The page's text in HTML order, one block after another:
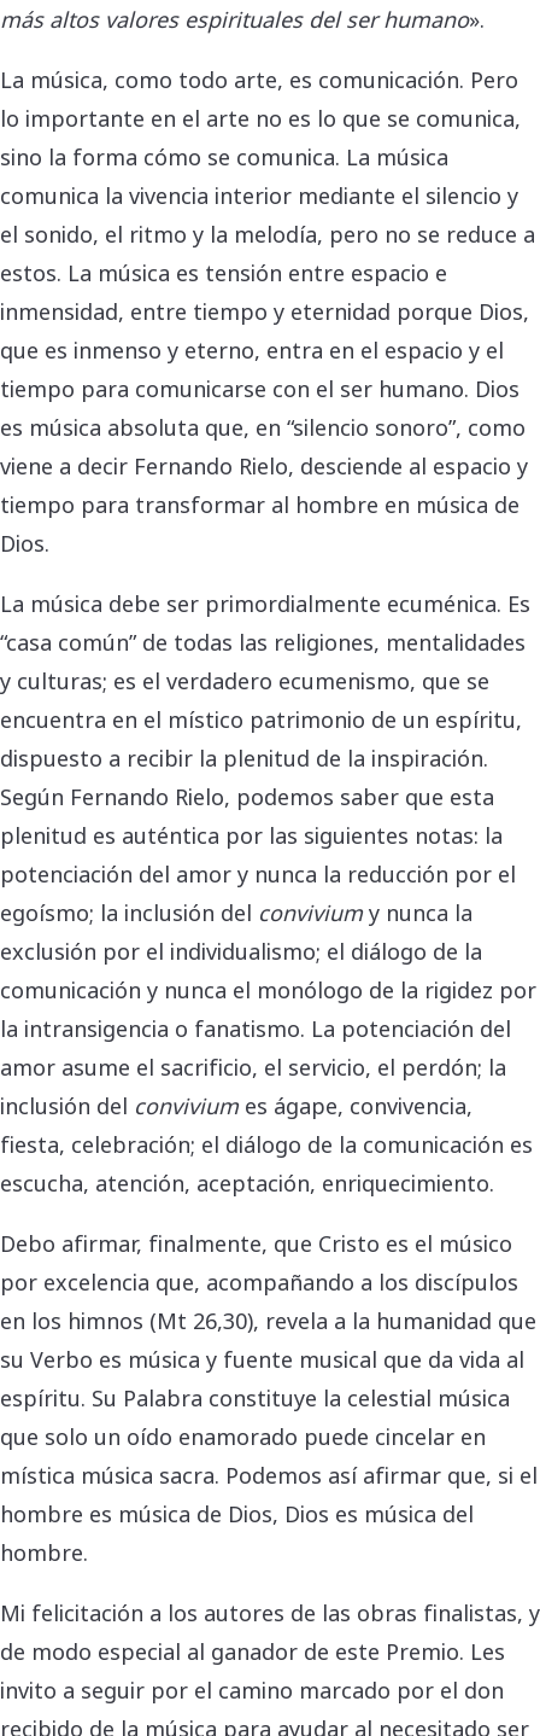
más altos valores espirituales del ser humano».
La música, como todo arte, es comunicación. Pero
lo importante en el arte no es lo que se comunica,
sino la forma cómo se comunica. La música
comunica la vivencia interior mediante el silencio y
el sonido, el ritmo y la melodía, pero no se reduce a
estos. La música es tensión entre espacio e
inmensidad, entre tiempo y eternidad porque Dios,
que es inmenso y eterno, entra en el espacio y el
tiempo para comunicarse con el ser humano. Dios
es música absoluta que, en “silencio sonoro”, como
viene a decir Fernando Rielo, desciende al espacio y
tiempo para transformar al hombre en música de
Dios.
La música debe ser primordialmente ecuménica. Es
“casa común” de todas las religiones, mentalidades
y culturas; es el verdadero ecumenismo, que se
encuentra en el místico patrimonio de un espíritu,
dispuesto a recibir la plenitud de la inspiración.
Según Fernando Rielo, podemos saber que esta
plenitud es auténtica por las siguientes notas: la
potenciación del amor y nunca la reducción por el
egoísmo; la inclusión del conviviumy nunca la
exclusión por el individualismo; el diálogo de la
comunicación y nunca el monólogo de la rigidez por
la intransigencia o fanatismo. La potenciación del
amor asume el sacrificio, el servicio, el perdón; la
inclusión del conviviumes ágape, convivencia,
fiesta, celebración; el diálogo de la comunicación es
escucha, atención, aceptación, enriquecimiento.
Debo afirmar, finalmente, que Cristo es el músico
por excelencia que, acompañando a los discípulos
en los himnos (Mt 26,30), revela a la humanidad que
su Verbo es música y fuente musical que da vida al
espíritu. Su Palabra constituye la celestial música
que solo un oído enamorado puede cincelar en
mística música sacra. Podemos así afirmar que, si el
hombre es música de Dios, Dios es música del
hombre.
Mi felicitación a los autores de las obras finalistas, y
de modo especial al ganador de este Premio. Les
invito a seguir por el camino marcado por el don
recibido de la música para ayudar al necesitado ser